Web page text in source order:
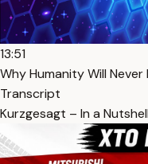
13:51
Why Humanity Will
Transcript
Kurzgesagt – In a